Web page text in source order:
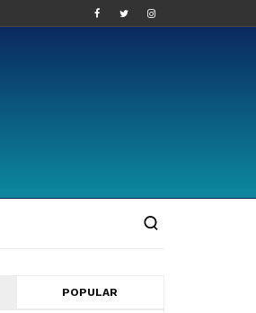
POPULAR